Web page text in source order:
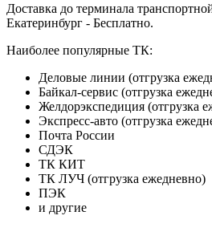
Доставка до терминала
Екатеринбург - Бесплатно.
Наиболее популярные ТК:
Деловые линии (отгрузка
Байкал-сервис (отгрузка
Желдорэкспедиция (отгрузка
Экспресс-авто (отгрузка
Почта России
СДЭК
ТК КИТ
ТК ЛУЧ (отгрузка ежедневно)
ПЭК
и другие